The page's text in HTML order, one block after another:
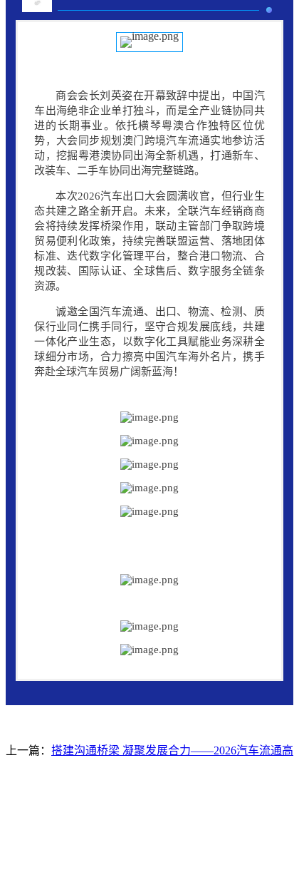
商会会长刘英姿在开幕致辞中提出，中国汽
车出海绝非企业单打独斗，而是全产业链协同共
进的长期事业。依托横琴粤澳合作独特区位优
势，大会同步规划澳门跨境汽车流通实地参访活
动，挖掘粤港澳协同出海全新机遇，打通新车、
改装车、二手车协同出海完整链路。
本次2026汽车出口大会圆满收官，但行业生
态共建之路全新开启。未来，全联汽车经销商商
会将持续发挥桥梁作用，联动主管部门争取跨境
贸易便利化政策，持续完善联盟运营、落地团体
标准、迭代数字化管理平台，整合港口物流、合
规改装、国际认证、全球售后、数字服务全链条
资源。
诚邀全国汽车流通、出口、物流、检测、质
保行业同仁携手同行，坚守合规发展底线，共建
一体化产业生态，以数字化工具赋能业务深耕全
球细分市场，合力擦亮中国汽车海外名片，携手
奔赴全球汽车贸易广阔新蓝海！
上一篇： 搭建沟通桥梁 凝聚发展合力——2026汽车流通高